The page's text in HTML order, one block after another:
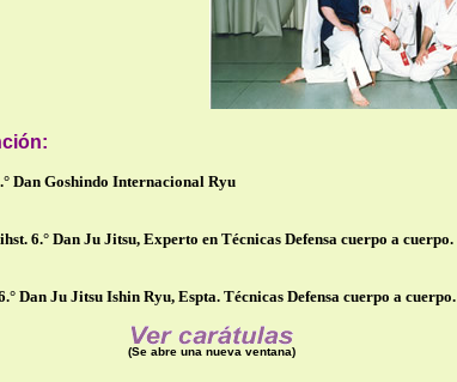
Dan Goshindo Internacional Ryu
6.° Dan Ju Jitsu, Experto en Técnicas Defensa cuerpo a cuerpo.
Dan Ju Jitsu Ishin Ryu, Espta. Técnicas Defensa cuerpo a cuerpo.
(Se abre una nueva ventana)